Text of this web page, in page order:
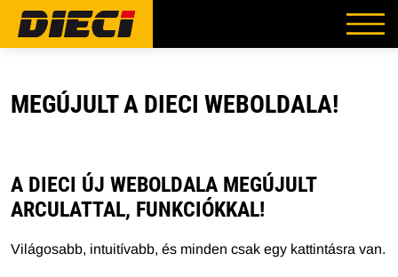
MEGÚJULT A DIECI WEBOLDALA!
A DIECI ÚJ WEBOLDALA MEGÚJULT
ARCULATTAL, FUNKCIÓKKAL!
Világosabb, intuitívabb, és minden csak egy kattintásra van.